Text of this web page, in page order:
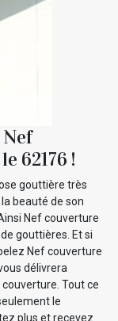
62176 !
gouttière très
beauté de son
Nef couverture
gouttières. Et si
Nef couverture
délivrera
Tout ce
le
plus et recevez